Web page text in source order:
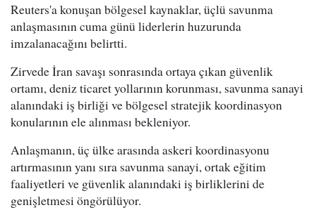
Reuters'a konuşan bölgesel kaynaklar, üçlü savunma
anlaşmasının cuma günü liderlerin huzurunda
imzalanacağını belirtti.
Zirvede İran savaşı sonrasında ortaya çıkan güvenlik
ortamı, deniz ticaret yollarının korunması, savunma sanayi
alanındaki iş birliği ve bölgesel stratejik koordinasyon
konularının ele alınması bekleniyor.
Anlaşmanın, üç ülke arasında askeri koordinasyonu
artırmasının yanı sıra savunma sanayi, ortak eğitim
faaliyetleri ve güvenlik alanındaki iş birliklerini de
genişletmesi öngörülüyor.